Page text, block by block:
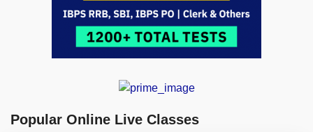
Popular Online Live Classes